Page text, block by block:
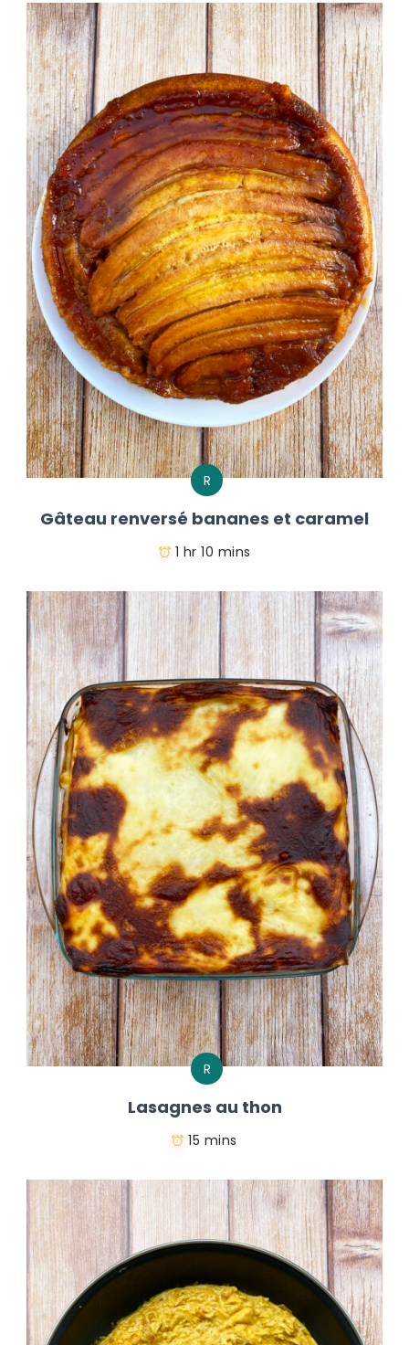
R
Gâteau renversé bananes et caramel
1 hr 10 mins
R
Lasagnes au thon
15 mins